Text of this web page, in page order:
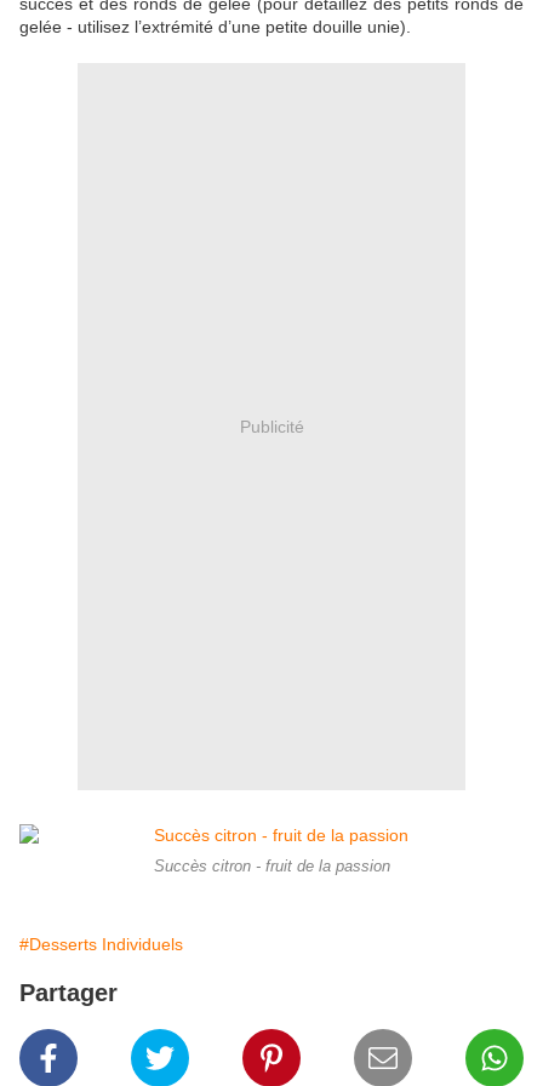
gelée - utilisez l’extrémité d’une petite douille unie).
Publicité
Succès citron - fruit de la passion
#Desserts Individuels
Partager